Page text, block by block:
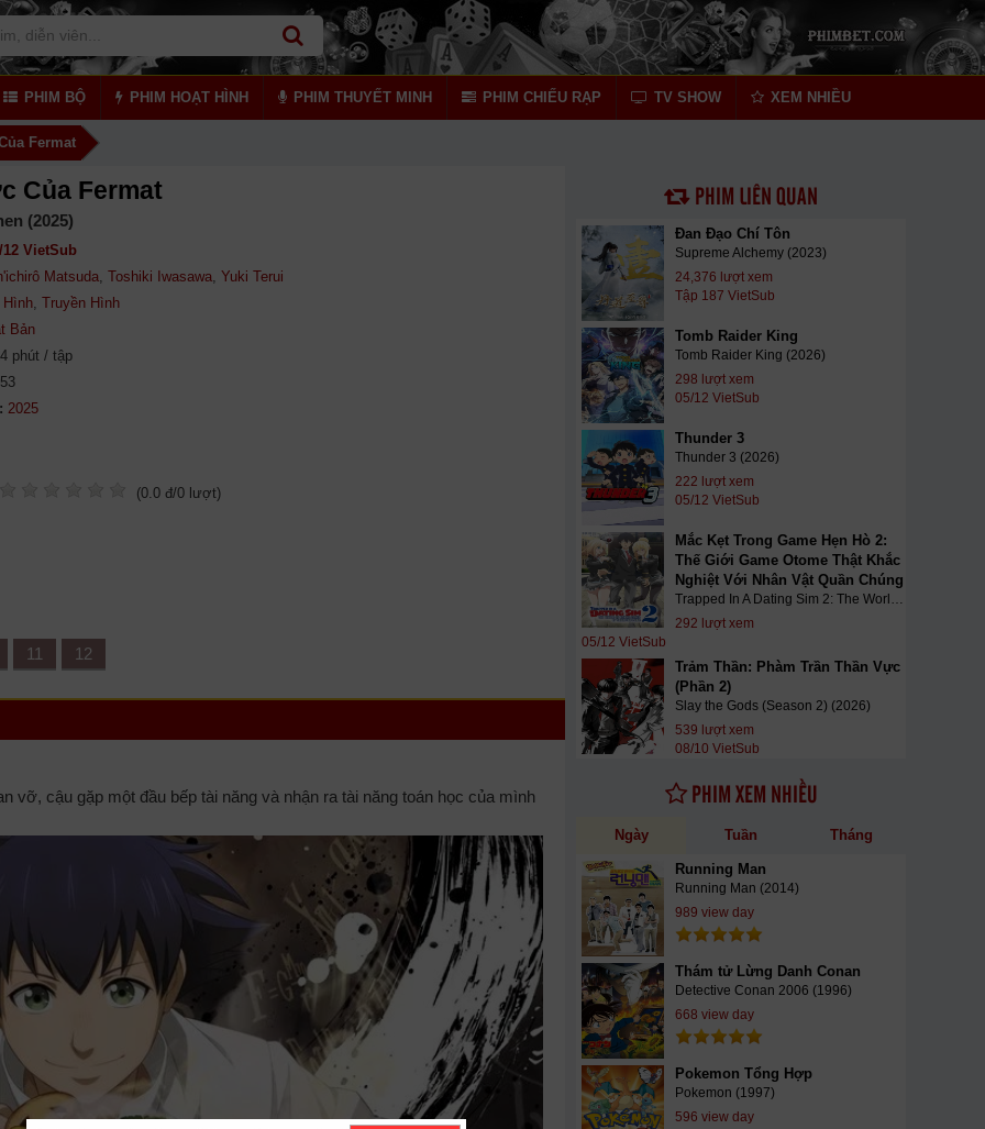
PHIM BỘ PHIM HOẠT HÌNH PHIM THUYẾT MINH PHIM CHIẾU RẠP TV SHOW XEM NHIỀU
Fermat
Của Fermat
(2025)
12 VietSub
Matsuda, Toshiki Iwasawa, Yuki Terui
Hình, Truyền Hình
Bản
phút / tập
(0.0 đ/0 lượt)
11 12
vỡ, cậu gặp một đầu bếp tài năng và nhận ra tài năng toán học của mình
PHIM LIÊN QUAN
Đan Đạo Chí Tôn
Supreme Alchemy (2023)
24,376 lượt xem
Tập 187 VietSub
Tomb Raider King
Tomb Raider King (2026)
298 lượt xem
05/12 VietSub
Thunder 3
Thunder 3 (2026)
222 lượt xem
05/12 VietSub
Mắc Kẹt Trong Game Hẹn Hò 2:
Thế Giới Game Otome Thật Khắc
Nghiệt Với Nhân Vật Quần Chúng
Trapped In A Dating Sim 2: The World Of Otome Games Is Tough For Mobs (2026)
292 lượt xem
05/12 VietSub
Trảm Thần: Phàm Trần Thần Vực
(Phần 2)
Slay the Gods (Season 2) (2026)
539 lượt xem
08/10 VietSub
PHIM XEM NHIỀU
Ngày Tuần Tháng
Running Man
Running Man (2014)
989 view day
Thám tử Lừng Danh Conan
Detective Conan 2006 (1996)
668 view day
Pokemon Tổng Hợp
Pokemon (1997)
596 view day